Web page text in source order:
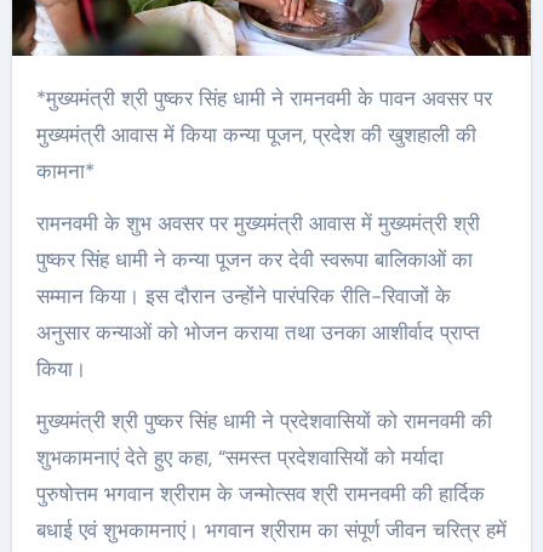
*मुख्यमंत्री श्री पुष्कर सिंह धामी ने रामनवमी के पावन अवसर पर
मुख्यमंत्री आवास में किया कन्या पूजन, प्रदेश की खुशहाली की
कामना*
रामनवमी के शुभ अवसर पर मुख्यमंत्री आवास में मुख्यमंत्री श्री
पुष्कर सिंह धामी ने कन्या पूजन कर देवी स्वरूपा बालिकाओं का
सम्मान किया। इस दौरान उन्होंने पारंपरिक रीति-रिवाजों के
अनुसार कन्याओं को भोजन कराया तथा उनका आशीर्वाद प्राप्त
किया।
मुख्यमंत्री श्री पुष्कर सिंह धामी ने प्रदेशवासियों को रामनवमी की
शुभकामनाएं देते हुए कहा, “समस्त प्रदेशवासियों को मर्यादा
पुरुषोत्तम भगवान श्रीराम के जन्मोत्सव श्री रामनवमी की हार्दिक
बधाई एवं शुभकामनाएं। भगवान श्रीराम का संपूर्ण जीवन चरित्र हमें